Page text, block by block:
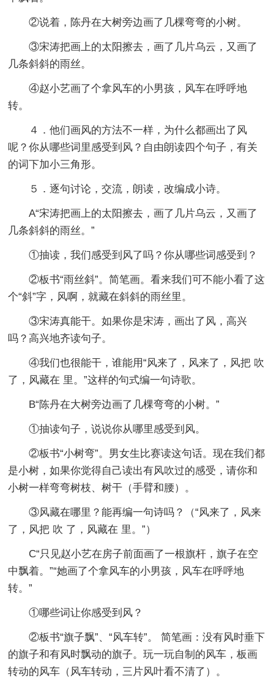
②说着，陈丹在大树旁边画了几棵弯弯的小树。
③宋涛把画上的太阳擦去，画了几片乌云，又画了
几条斜斜的雨丝。
④赵小艺画了个拿风车的小男孩，风车在呼呼地
转。
４．他们画风的方法不一样，为什么都画出了风
呢？你从哪些词里感受到风？自由朗读四个句子，有关
的词下加小三角形。
５．逐句讨论，交流，朗读，改编成小诗。
A“宋涛把画上的太阳擦去，画了几片乌云，又画了
几条斜斜的雨丝。”
①抽读，我们感受到风了吗？你从哪些词感受到？
②板书“雨丝斜”。简笔画。看来我们可不能小看了这
个“斜”字，风啊，就藏在斜斜的雨丝里。
③宋涛真能干。如果你是宋涛，画出了风，高兴
吗？高兴地齐读句子。
④我们也很能干，谁能用“风来了，风来了，风把 吹
了，风藏在 里。”这样的句式编一句诗歌。
B“陈丹在大树旁边画了几棵弯弯的小树。”
①抽读句子，说说你从哪里感受到风。
②板书“小树弯”。男女生比赛读这句话。现在我们都
是小树，如果你觉得自己读出有风吹过的感受，请你和
小树一样弯弯树枝、树干（手臂和腰）。
③风藏在哪里？能再编一句诗吗？（“风来了，风来
了，风把 吹 了，风藏在 里。”）
C“只见赵小艺在房子前面画了一根旗杆，旗子在空
中飘着。”“她画了个拿风车的小男孩，风车在呼呼地
转。”
①哪些词让你感受到风？
②板书“旗子飘”、“风车转”。 简笔画：没有风时垂下
的旗子和有风时飘动的旗子。玩一玩自制的风车，板画
转动的风车（风车转动，三片风叶看不清了）。